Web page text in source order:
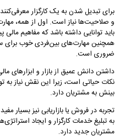
برای تبدیل شدن به یک کارگزار
باید توانایی داشته باشد که مفاهیم
همچنین مهارت‌های بین‌فردی خوب برای
ضروری است.
داشتن دانش عمیق از بازار و ابزارهای
نکات حیاتی است، زیرا این نقش نیاز به
بینش به مشتریان دارد.
تجربه در فروش یا بازاریابی نیز بسیار
به تبلیغ خدمات کارگزار و ایجاد
مشتریان جدید دارد.